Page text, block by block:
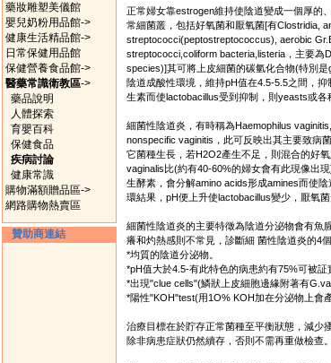
藥妝雕塑美儀館
嬰兒奶粉用品館->
健康生活精品館->
日常保健用品館
保健營養食品館->
醫藥常識衛教區->
藥品說明
人體探索
育嬰百科
保健食品
疾病討論
健康常識
購物滿額贈品區->
網路購物熱賣區
贊助商連結
正常婦女靠estrogen維持使陰道變成一個厚的
常細菌叢，包括好氧菌和厭氧菌[有Clostridia,
streptococci(peptostreptococcus), aerobic
streptococci,coliform bacteria,listeria，主要為
species)]其可將上皮細菌的碳氫化合物(特別
陰道成酸性環境，維持pH值在4.5-5.5之間，
生素而使lactobacillus受到抑制，則yeasts或各
細菌性陰道炎，有時稱為Haemophilus
nonspecific vaginitis，此可反映出其主要致病
它菌種生長，若H2O2產生不足，則混合的好
vaginalis比(約有40-60%的婦女會有此現像出
生酵素，會分解amino acids形成amines而使
環結果，pH便上升使lactobacillus變少，厭氧菌
細菌性陰道炎的主要特徵為陰道分泌物會有魚
癢和灼熱感則不常見，診斷細 菌性陰道炎的4
*均質的陰道分泌物。
*pH值大於4.5-有此特色的病患約有75%可被証
*出現"clue cells"(鱗狀上皮細胞邊緣附著有
*陽性"KOH"test(用1O% KOH加在分泌物上會
治療目標在於貯存正常菌種至平衡狀態，減少
除非病患症狀仍然續存，否則不需再重做檢查。